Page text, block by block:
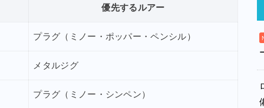
優先するルアー
プラグ（ミノー・ポッパー・ペンシル）
メタルジグ
プラグ（ミノー・シンペン）